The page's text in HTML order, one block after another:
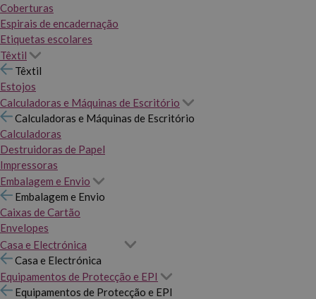
Coberturas
Espirais de encadernação
Etiquetas escolares
Têxtil
Têxtil
Estojos
Calculadoras e Máquinas de Escritório
Calculadoras e Máquinas de Escritório
Calculadoras
Destruidoras de Papel
Impressoras
Embalagem e Envio
Embalagem e Envio
Caixas de Cartão
Envelopes
Casa e Electrónica
Casa e Electrónica
Equipamentos de Protecção e EPI
Equipamentos de Protecção e EPI